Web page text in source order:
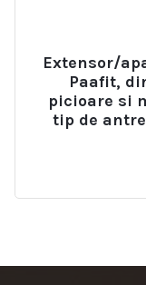
Extensor/
Paafit,
picioare si
tip de